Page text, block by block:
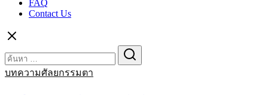
FAQ
Contact Us
for:
บทความศัลยกรรมตา